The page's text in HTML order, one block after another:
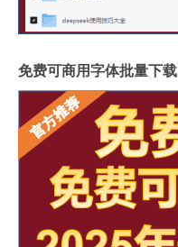
免费可商用字体批量下载